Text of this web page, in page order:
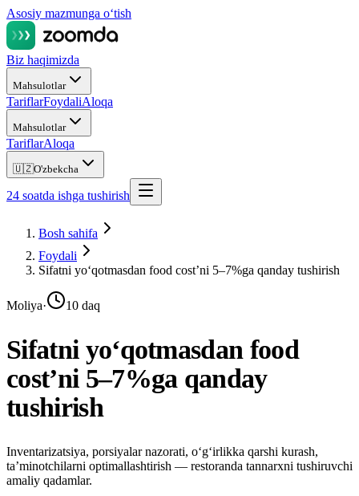
Asosiy mazmunga oʻtish
Biz haqimizda
Mahsulotlar
TariflarFoydaliAloqa
Mahsulotlar
TariflarAloqa
🇺🇿O'zbekcha
24 soatda ishga tushirish
Bosh sahifa
Foydali
Sifatni yo‘qotmasdan food cost’ni 5–7%ga qanday tushirish
Moliya· 10 daq
Sifatni yo‘qotmasdan food
cost’ni 5–7%ga qanday
tushirish
Inventarizatsiya, porsiyalar nazorati, o‘g‘irlikka qarshi kurash,
ta’minotchilarni optimallashtirish — restoranda tannarxni tushiruvchi
amaliy qadamlar.